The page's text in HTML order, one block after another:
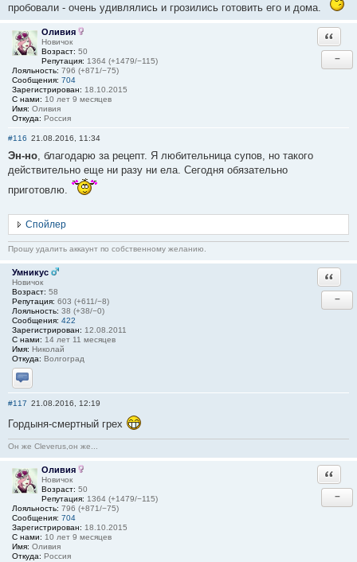
пробовали - очень удивлялись и грозились готовить его и дома.
Оливия
Новичок
Возраст: 50
Репутация: 1364 (+1479/−115)
Лояльность: 796 (+871/−75)
Сообщения: 704
Зарегистрирован: 18.10.2015
С нами: 10 лет 9 месяцев
Имя: Оливия
Откуда: Россия
−
#116 21.08.2016, 11:34
Эн-но , благодарю за рецепт. Я любительница супов, но такого
действительно еще ни разу ни ела. Сегодня обязательно
приготовлю.
Спойлер
Прошу удалить аккаунт по собственному желанию.
Умникус
Новичок
Возраст: 58
Репутация: 603 (+611/−8)
Лояльность: 38 (+38/−0)
Сообщения: 422
Зарегистрирован: 12.08.2011
С нами: 14 лет 11 месяцев
Имя: Николай
Откуда: Волгоград
Отправить личное сообщение
−
#117 21.08.2016, 12:19
Гордыня-смертный грех
Он же Cleverus,он же...
Оливия
Новичок
Возраст: 50
Репутация: 1364 (+1479/−115)
Лояльность: 796 (+871/−75)
Сообщения: 704
Зарегистрирован: 18.10.2015
С нами: 10 лет 9 месяцев
Имя: Оливия
Откуда: Россия
−